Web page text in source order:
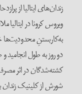
زندان‌های ایتالیا از
ویروس کرونا در ایتالیا
به‌کاربستنِ
دو روز به طول انجامید
کشته‌شدگان در اثر
شورش از کلینیک زندان